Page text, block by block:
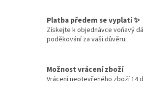
Platba předem se vyplatí ✨
Získejte k objednávce voňavý
poděkování za vaši důvěru.
Možnost vrácení zboží
Vrácení neotevřeného zboží 14